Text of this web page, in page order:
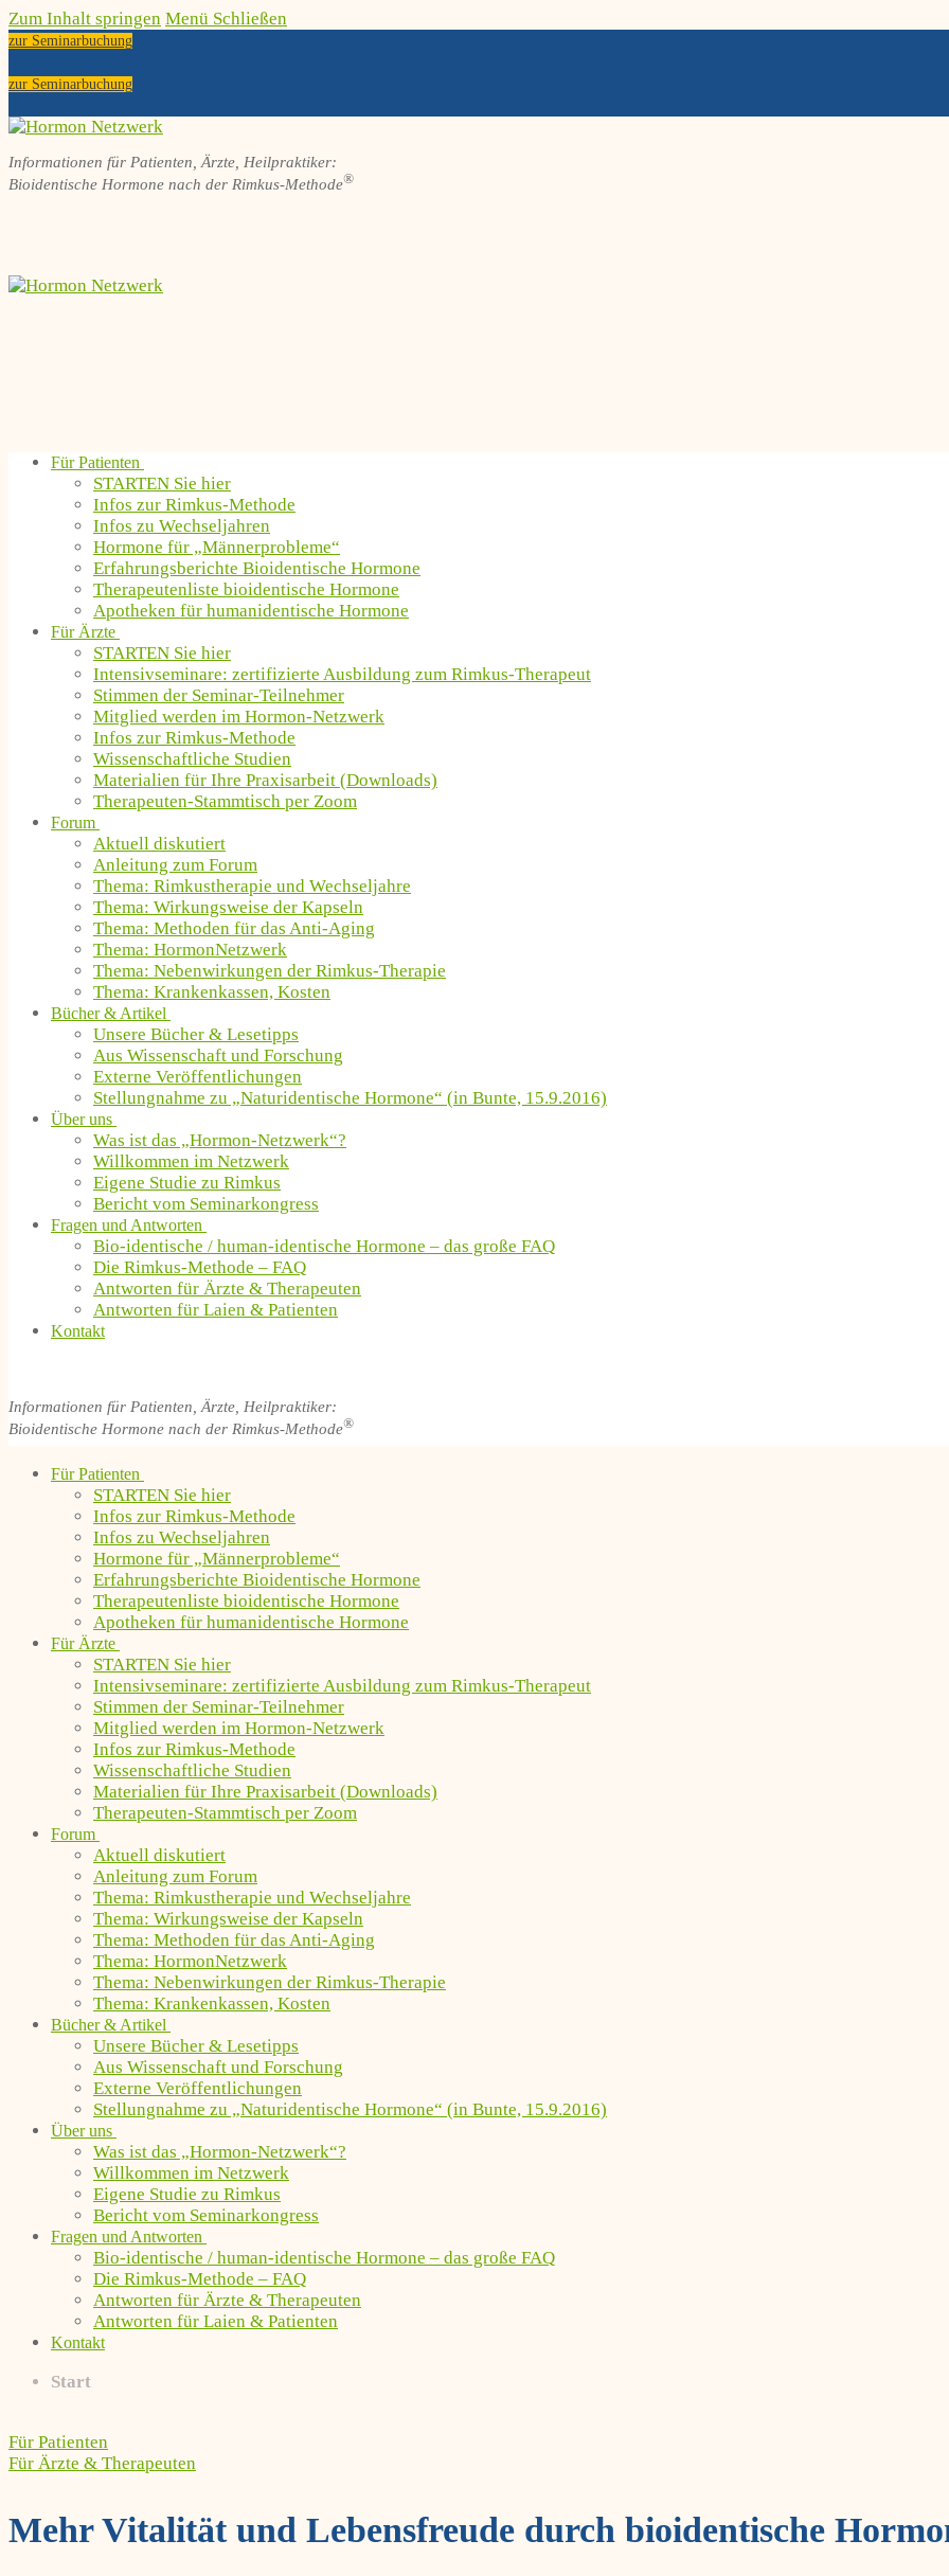
Zum Inhalt springen Menü Schließen
zur Seminarbuchung
zur Seminarbuchung
Informationen für Patienten, Ärzte, Heilpraktiker:
Bioidentische Hormone nach der Rimkus-Methode®
Für Patienten
STARTEN Sie hier
Infos zur Rimkus-Methode
Infos zu Wechseljahren
Hormone für „Männerprobleme“
Erfahrungsberichte Bioidentische Hormone
Therapeutenliste bioidentische Hormone
Apotheken für humanidentische Hormone
Für Ärzte
STARTEN Sie hier
Intensivseminare: zertifizierte Ausbildung zum Rimkus-Therapeut
Stimmen der Seminar-Teilnehmer
Mitglied werden im Hormon-Netzwerk
Infos zur Rimkus-Methode
Wissenschaftliche Studien
Materialien für Ihre Praxisarbeit (Downloads)
Therapeuten-Stammtisch per Zoom
Forum
Aktuell diskutiert
Anleitung zum Forum
Thema: Rimkustherapie und Wechseljahre
Thema: Wirkungsweise der Kapseln
Thema: Methoden für das Anti-Aging
Thema: HormonNetzwerk
Thema: Nebenwirkungen der Rimkus-Therapie
Thema: Krankenkassen, Kosten
Bücher & Artikel
Unsere Bücher & Lesetipps
Aus Wissenschaft und Forschung
Externe Veröffentlichungen
Stellungnahme zu „Naturidentische Hormone“ (in Bunte, 15.9.2016)
Über uns
Was ist das „Hormon-Netzwerk“?
Willkommen im Netzwerk
Eigene Studie zu Rimkus
Bericht vom Seminarkongress
Fragen und Antworten
Bio-identische / human-identische Hormone – das große FAQ
Die Rimkus-Methode – FAQ
Antworten für Ärzte & Therapeuten
Antworten für Laien & Patienten
Kontakt
Informationen für Patienten, Ärzte, Heilpraktiker:
Bioidentische Hormone nach der Rimkus-Methode®
Für Patienten
STARTEN Sie hier
Infos zur Rimkus-Methode
Infos zu Wechseljahren
Hormone für „Männerprobleme“
Erfahrungsberichte Bioidentische Hormone
Therapeutenliste bioidentische Hormone
Apotheken für humanidentische Hormone
Für Ärzte
STARTEN Sie hier
Intensivseminare: zertifizierte Ausbildung zum Rimkus-Therapeut
Stimmen der Seminar-Teilnehmer
Mitglied werden im Hormon-Netzwerk
Infos zur Rimkus-Methode
Wissenschaftliche Studien
Materialien für Ihre Praxisarbeit (Downloads)
Therapeuten-Stammtisch per Zoom
Forum
Aktuell diskutiert
Anleitung zum Forum
Thema: Rimkustherapie und Wechseljahre
Thema: Wirkungsweise der Kapseln
Thema: Methoden für das Anti-Aging
Thema: HormonNetzwerk
Thema: Nebenwirkungen der Rimkus-Therapie
Thema: Krankenkassen, Kosten
Bücher & Artikel
Unsere Bücher & Lesetipps
Aus Wissenschaft und Forschung
Externe Veröffentlichungen
Stellungnahme zu „Naturidentische Hormone“ (in Bunte, 15.9.2016)
Über uns
Was ist das „Hormon-Netzwerk“?
Willkommen im Netzwerk
Eigene Studie zu Rimkus
Bericht vom Seminarkongress
Fragen und Antworten
Bio-identische / human-identische Hormone – das große FAQ
Die Rimkus-Methode – FAQ
Antworten für Ärzte & Therapeuten
Antworten für Laien & Patienten
Kontakt
Start
Für Patienten
Für Ärzte & Therapeuten
Mehr Vitalität und Lebensfreude durch bioidentische